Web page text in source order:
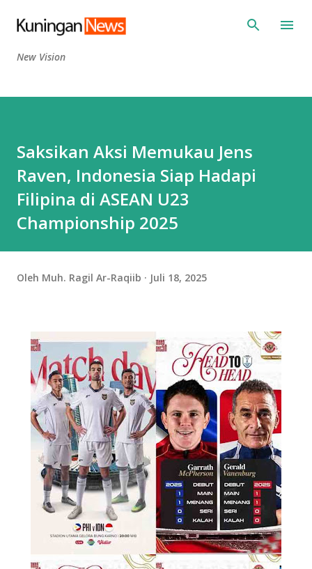
Langsung ke konten utama
New Vision
Saksikan Aksi Memukau Jens
Raven, Indonesia Siap Hadapi
Filipina di ASEAN U23
Championship 2025
Oleh Muh. Ragil Ar-Raqiib Juli 18, 2025